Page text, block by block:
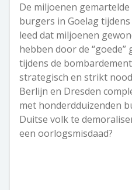
De miljoenen
burgers in Goelag
leed dat miljoenen
hebben door de “goede”
tijdens de
strategisch en strikt
Berlijn en Dresden
met honderdduizenden
Duitse volk te
een oorlogsmisdaad?